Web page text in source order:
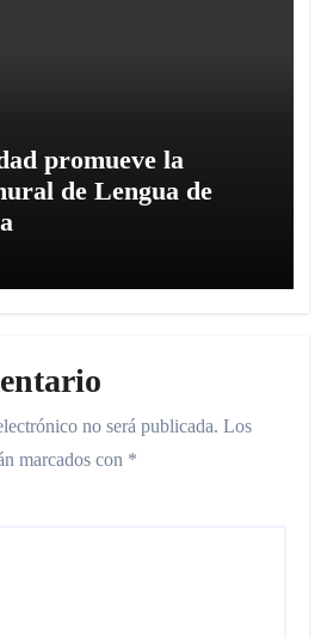
promueve la
de Lengua de
no será publicada. Los
marcados con *